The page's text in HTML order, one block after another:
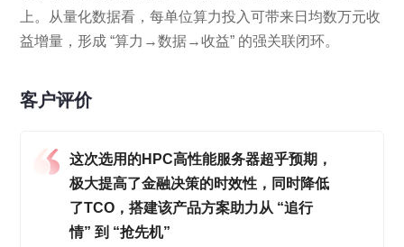
上。从量化数据看，每单位算力投入可带来日均数万元收
益增量，形成 “算力→数据→收益” 的强关联闭环。
客户评价
这次选用的HPC高性能服务器超乎预期，
极大提高了金融决策的时效性，同时降低
了TCO，搭建该产品方案助力从 “追行
情” 到 “抢先机”